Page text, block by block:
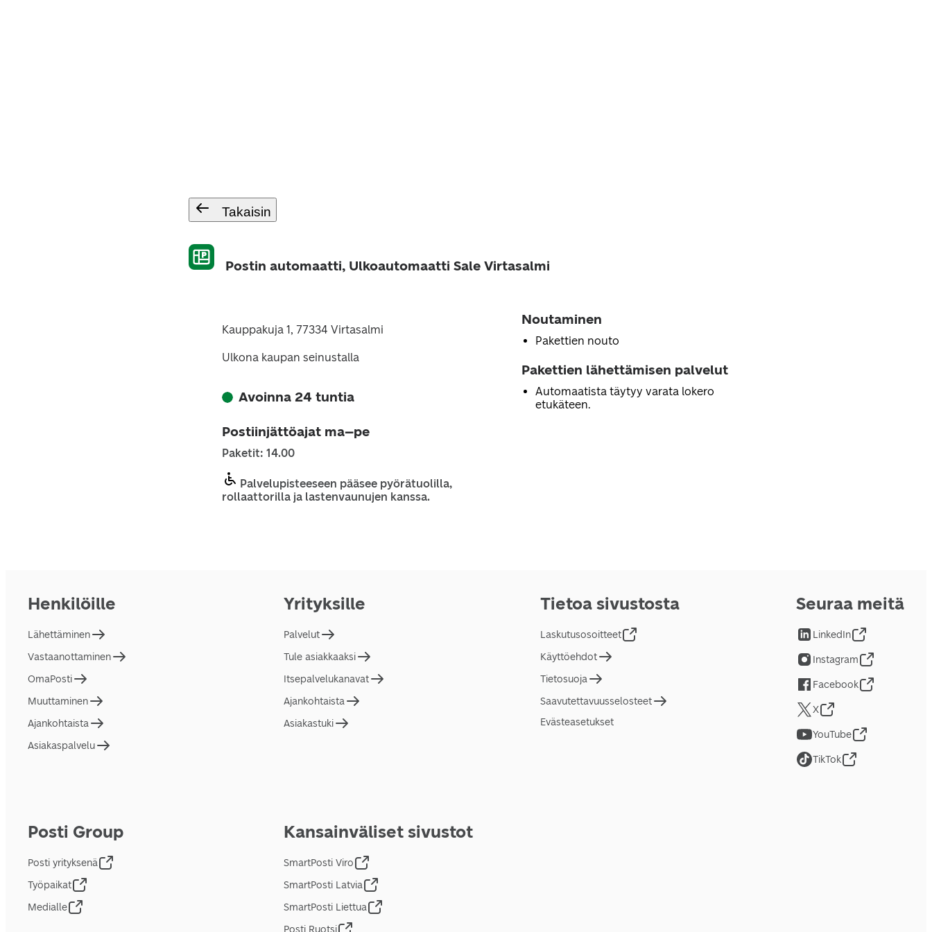
Takaisin
Postin automaatti, Ulkoautomaatti Sale Virtasalmi
Kauppakuja 1, 77334 Virtasalmi
Ulkona kaupan seinustalla
Avoinna 24 tuntia
Postiinjättöajat ma–pe
Paketit: 14.00
Palvelupisteeseen pääsee pyörätuolilla,
rollaattorilla ja lastenvaunujen kanssa.
Noutaminen
Pakettien nouto
Pakettien lähettämisen palvelut
Automaatista täytyy varata lokero
etukäteen.
Henkilöille
Lähettäminen
Vastaanottaminen
OmaPosti
Muuttaminen
Ajankohtaista
Asiakaspalvelu
Yrityksille
Palvelut
Tule asiakkaaksi
Itsepalvelukanavat
Ajankohtaista
Asiakastuki
Tietoa sivustosta
Laskutusosoitteet
Käyttöehdot
Tietosuoja
Saavutettavuusselosteet
Evästeasetukset
Posti Group
Posti yrityksenä
Työpaikat
Medialle
Kansainväliset sivustot
SmartPosti Viro
SmartPosti Latvia
SmartPosti Liettua
Posti Ruotsi
Seuraa meitä
LinkedIn
Instagram
Facebook
X
YouTube
TikTok